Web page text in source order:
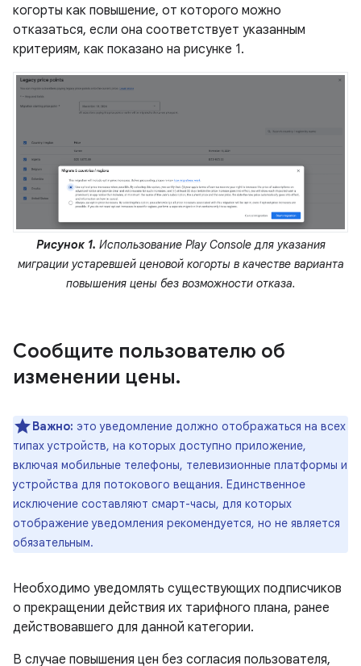
когорты как повышение, от которого можно
отказаться, если она соответствует указанным
критериям, как показано на рисунке 1.
Рисунок 1. Использование Play Console для указания
миграции устаревшей ценовой когорты в качестве варианта
повышения цены без возможности отказа.
Сообщите пользователю об
изменении цены.
Важно: это уведомление должно отображаться на всех
типах устройств, на которых доступно приложение,
включая мобильные телефоны, телевизионные платформы и
устройства для потокового вещания. Единственное
исключение составляют смарт-часы, для которых
отображение уведомления рекомендуется, но не является
обязательным.
Необходимо уведомлять существующих подписчиков
о прекращении действия их тарифного плана, ранее
действовавшего для данной категории.
В случае повышения цен без согласия пользователя,